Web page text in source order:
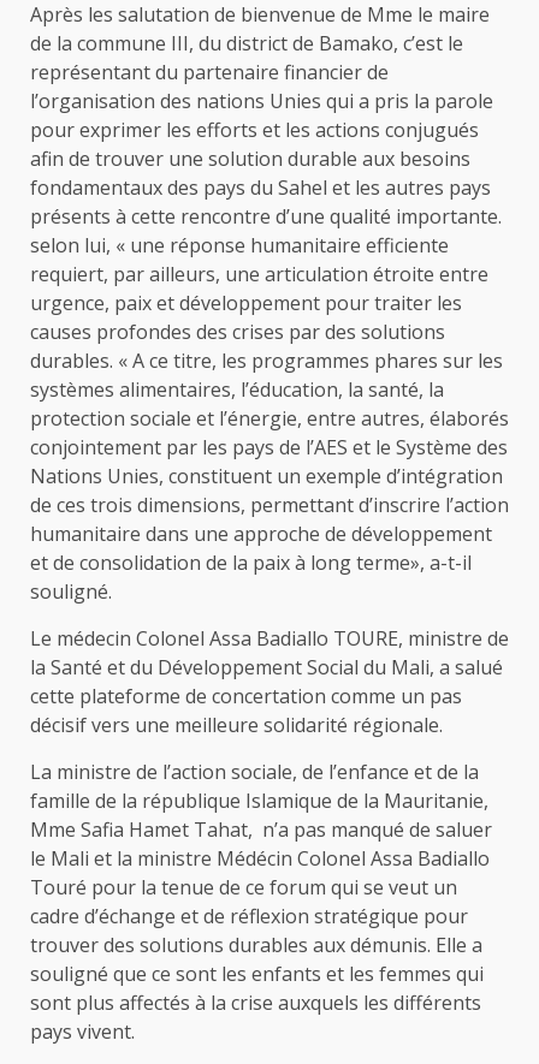
Après les salutation de bienvenue de Mme le maire
de la commune III, du district de Bamako, c’est le
représentant du partenaire financier de
l’organisation des nations Unies qui a pris la parole
pour exprimer les efforts et les actions conjugués
afin de trouver une solution durable aux besoins
fondamentaux des pays du Sahel et les autres pays
présents à cette rencontre d’une qualité importante.
selon lui, « une réponse humanitaire efficiente
requiert, par ailleurs, une articulation étroite entre
urgence, paix et développement pour traiter les
causes profondes des crises par des solutions
durables. « A ce titre, les programmes phares sur les
systèmes alimentaires, l’éducation, la santé, la
protection sociale et l’énergie, entre autres, élaborés
conjointement par les pays de l’AES et le Système des
Nations Unies, constituent un exemple d’intégration
de ces trois dimensions, permettant d’inscrire l’action
humanitaire dans une approche de développement
et de consolidation de la paix à long terme», a-t-il
souligné.
Le médecin Colonel Assa Badiallo TOURE, ministre de
la Santé et du Développement Social du Mali, a salué
cette plateforme de concertation comme un pas
décisif vers une meilleure solidarité régionale.
La ministre de l’action sociale, de l’enfance et de la
famille de la république Islamique de la Mauritanie,
Mme Safia Hamet Tahat, n’a pas manqué de saluer
le Mali et la ministre Médécin Colonel Assa Badiallo
Touré pour la tenue de ce forum qui se veut un
cadre d’échange et de réflexion stratégique pour
trouver des solutions durables aux démunis. Elle a
souligné que ce sont les enfants et les femmes qui
sont plus affectés à la crise auxquels les différents
pays vivent.